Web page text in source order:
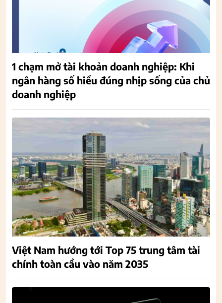
1 chạm mở tài khoản doanh nghiệp: Khi
ngân hàng số hiểu đúng nhịp sống của chủ
doanh nghiệp
Việt Nam hướng tới Top 75 trung tâm tài
chính toàn cầu vào năm 2035